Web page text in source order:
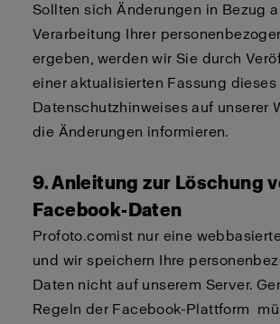
Sollten sich Änderungen in Bezug
Verarbeitung Ihrer
ergeben, werden wir Sie durch
einer aktualisierten Fassung dieses
Datenschutzhinweises auf unserer
die Änderungen informieren.
9. Anleitung zur Löschung
Facebook-Daten
Profoto.comist nur eine
und wir speichern Ihre
Daten nicht auf unserem Server.
Regeln der Facebook-Plattform